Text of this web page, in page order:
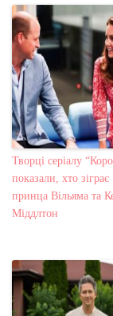
Творці серіалу
показали, хто зіграє
принца Вільяма та
Міддлтон